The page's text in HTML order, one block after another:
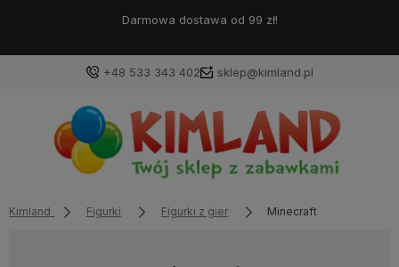
Darmowa dostawa od 99 zł!
+48 533 343 402 sklep@kimland.pl
Kimland Figurki Figurki z gier Minecraft